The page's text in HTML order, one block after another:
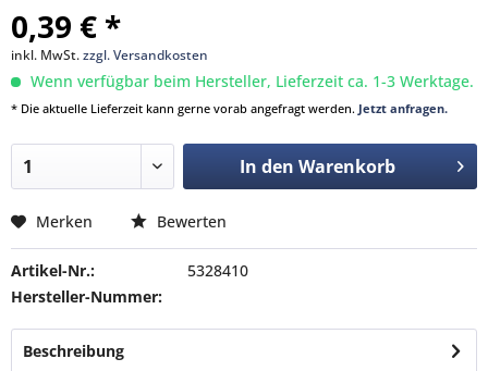
0,39 € *
inkl. MwSt.zzgl. Versandkosten
Wenn verfügbar beim Hersteller, Lieferzeit ca. 1-3 Werktage.
* Die aktuelle Lieferzeit kann gerne vorab angefragt werden. Jetzt anfragen.
In den Warenkorb
Merken Bewerten
Artikel-Nr.:
5328410
Hersteller-Nummer:
Beschreibung